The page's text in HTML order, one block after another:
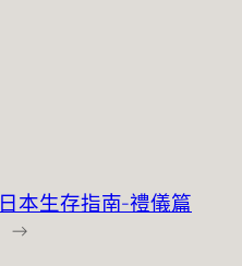
日本生存指南-禮儀篇
→